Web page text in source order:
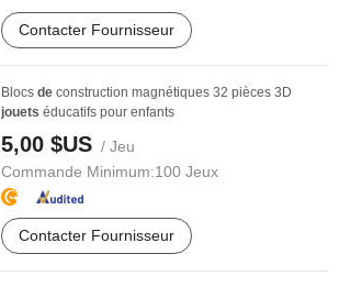
Contacter Fournisseur
Blocs de construction magnétiques 32 pièces 3D
jouets éducatifs pour enfants
5,00 $US / Jeu
Commande Minimum:100 Jeux
Contacter Fournisseur